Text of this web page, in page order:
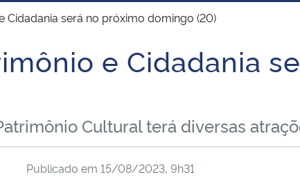
Desenvolvimento Regional
União
Advocacia-Geral da União Banco Central do Brasil
Cidadania será no próximo domingo (20)
e Cidadania
Cultural terá diversas
Publicado em 15/08/2023, 9h31